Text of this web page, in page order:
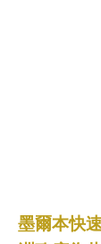
墨爾本快